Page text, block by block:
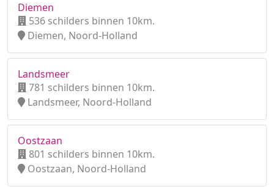
Diemen
536 schilders binnen 10km.
Diemen, Noord-Holland
Landsmeer
781 schilders binnen 10km.
Landsmeer, Noord-Holland
Oostzaan
801 schilders binnen 10km.
Oostzaan, Noord-Holland